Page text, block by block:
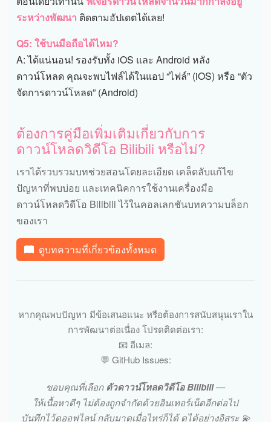
ระหว่างพัฒนา ติดตามอัปเดตได้เลย!
Q5: ใช้บนมือถือได้ไหม?
A: ได้แน่นอน! รองรับทั้ง iOS และ Android หลัง
ดาวน์โหลด คุณจะพบไฟล์ได้ในแอป “ไฟล์” (iOS) หรือ “ตัว
จัดการดาวน์โหลด” (Android)
ต้องการคู่มือเพิ่มเติมเกี่ยวกับการ
ดาวน์โหลดวิดีโอ Bilibili หรือไม่?
เราได้รวบรวมบทช่วยสอนโดยละเอียด เคล็ดลับแก้ไข
ปัญหาที่พบบ่อย และเทคนิคการใช้งานเครื่องมือ
ดาวน์โหลดวิดีโอ Bilibili ไว้ในคอลเลกชันบทความบล็อก
ของเรา
ดูบทความที่เกี่ยวข้องทั้งหมด
หากคุณพบปัญหา มีข้อเสนอแนะ หรือต้องการสนับสนุนเราใน
การพัฒนาต่อเนื่อง โปรดติดต่อเรา:
📧 อีเมล:
💬 GitHub Issues:
ขอบคุณที่เลือกตัวดาวน์โหลดวิดีโอ Bilibili—
ให้เนื้อหาดีๆ ไม่ต้องถูกจำกัดด้วยอินเทอร์เน็ตอีกต่อไป
บันทึกไว้ดูออฟไลน์ กลับมาดูเมื่อไหร่ก็ได้ ดูได้อย่างอิสระ 💫